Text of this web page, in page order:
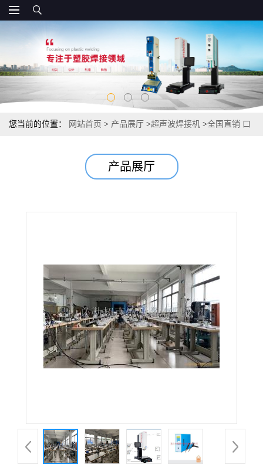
您当前的位置： 网站首页 > 产品展厅 >超声波焊接机 >全国直销 口
产品展厅